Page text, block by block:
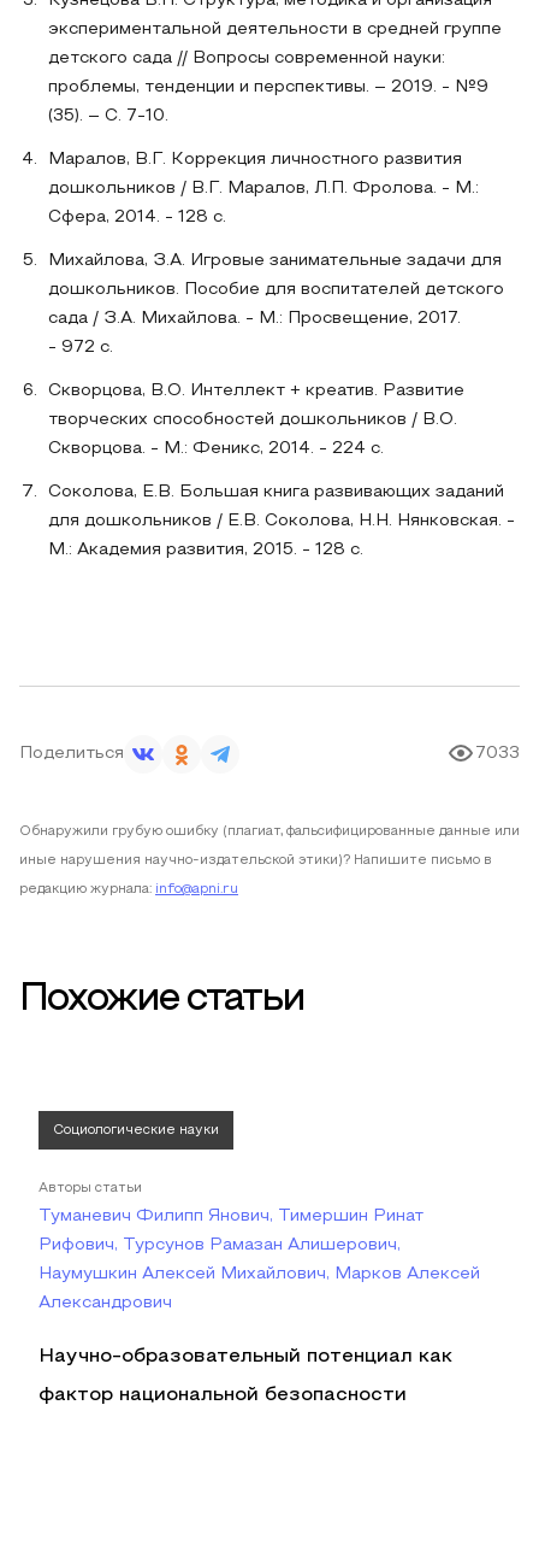
экспериментальной деятельности в средней группе
детского сада // Вопросы современной науки:
проблемы, тенденции и перспективы. – 2019. - №9
(35). – С. 7-10.
Маралов, В.Г. Коррекция личностного развития
дошкольников / В.Г. Маралов, Л.П. Фролова. - М.:
Сфера, 2014. - 128 c.
Михайлова, З.А. Игровые занимательные задачи для
дошкольников. Пособие для воспитателей детского
сада / З.А. Михайлова. - М.: Просвещение, 2017.
- 972 c.
Скворцова, В.О. Интеллект + креатив. Развитие
творческих способностей дошкольников / В.О.
Скворцова. - М.: Феникс, 2014. - 224 c.
Соколова, Е.В. Большая книга развивающих заданий
для дошкольников / Е.В. Соколова, Н.Н. Нянковская. -
М.: Академия развития, 2015. - 128 c.
Поделиться 7033
Обнаружили грубую ошибку (плагиат, фальсифицированные данные или
иные нарушения научно-издательской этики)? Напишите письмо в
редакцию журнала: info@apni.ru
Похожие статьи
Социологические науки
Авторы статьи
Туманевич Филипп Янович, Тимершин Ринат
Рифович, Турсунов Рамазан Алишерович,
Наумушкин Алексей Михайлович, Марков Алексей
Александрович
Научно-образовательный потенциал как
фактор национальной безопасности